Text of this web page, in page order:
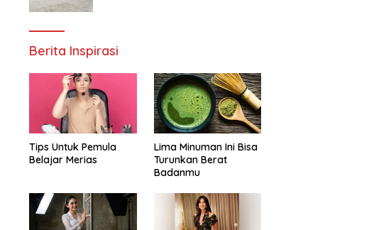
Berita Inspirasi
Tips Untuk Pemula
Belajar Merias
Lima Minuman Ini Bisa
Turunkan Berat
Badanmu